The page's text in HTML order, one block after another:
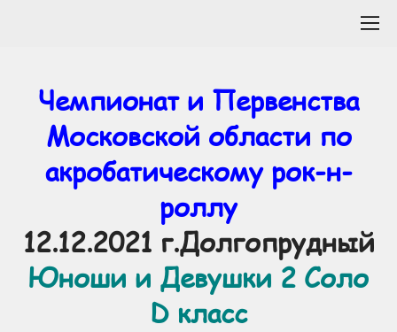
Чемпионат и Первенства
Московской области по
акробатическому рок-н-
роллу
12.12.2021 г.Долгопрудный
Юноши и Девушки 2 Соло
D класс